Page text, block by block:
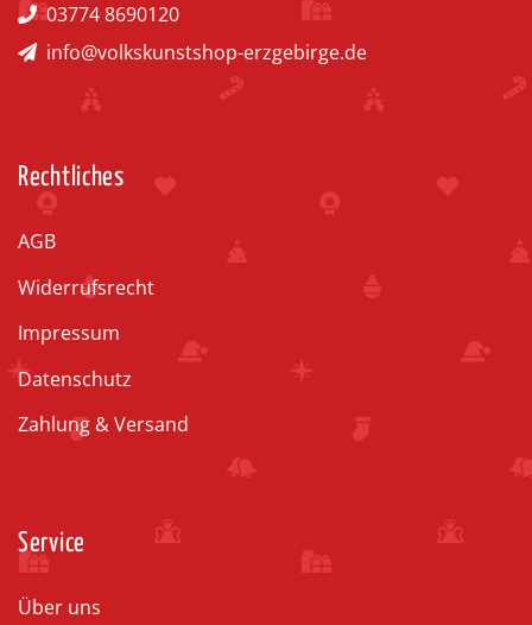
03774 8690120
info@volkskunstshop-erzgebirge.de
Rechtliches
AGB
Widerrufsrecht
Impressum
Datenschutz
Zahlung & Versand
Service
Über uns